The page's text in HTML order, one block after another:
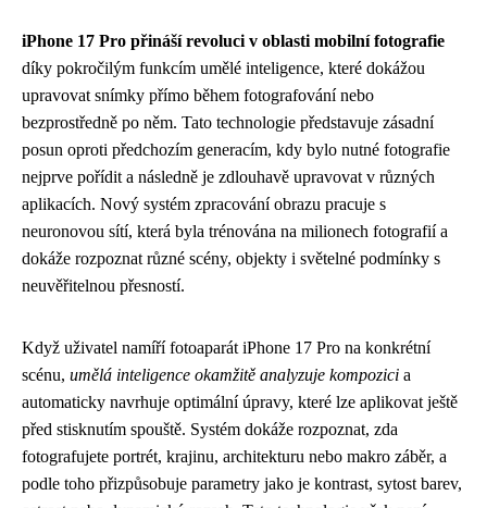
iPhone 17 Pro přináší revoluci v oblasti mobilní fotografie
díky pokročilým funkcím umělé inteligence, které dokážou
upravovat snímky přímo během fotografování nebo
bezprostředně po něm. Tato technologie představuje zásadní
posun oproti předchozím generacím, kdy bylo nutné fotografie
nejprve pořídit a následně je zdlouhavě upravovat v různých
aplikacích. Nový systém zpracování obrazu pracuje s
neuronovou sítí, která byla trénována na milionech fotografií a
dokáže rozpoznat různé scény, objekty i světelné podmínky s
neuvěřitelnou přesností.
Když uživatel namíří fotoaparát iPhone 17 Pro na konkrétní
scénu, umělá inteligence okamžitě analyzuje kompozici a
automaticky navrhuje optimální úpravy, které lze aplikovat ještě
před stisknutím spouště. Systém dokáže rozpoznat, zda
fotografujete portrét, krajinu, architekturu nebo makro záběr, a
podle toho přizpůsobuje parametry jako je kontrast, sytost barev,